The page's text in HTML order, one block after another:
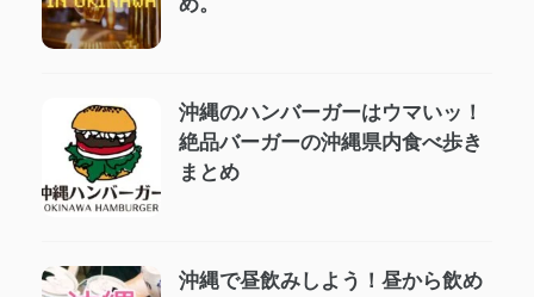
沖縄のハンバーガーはウマいッ！
絶品バーガーの沖縄県内食べ歩き
まとめ
沖縄で昼飲みしよう！昼から飲め